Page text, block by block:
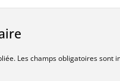
Les champs obligatoires sont